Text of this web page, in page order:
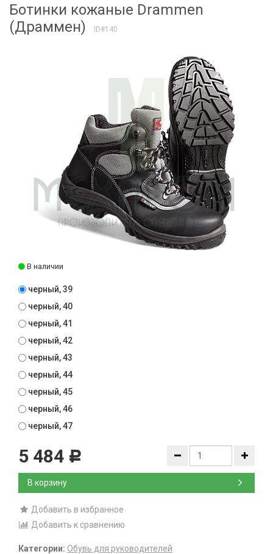
Ботинки кожаные Drammen
(Драммен)
ID#140
В наличии
черный, 39
черный, 40
черный, 41
черный, 42
черный, 43
черный, 44
черный, 45
черный, 46
черный, 47
5 484 Р
В корзину
Добавить в избранное
Добавить к сравнению
Категории: Обувь для руководителей